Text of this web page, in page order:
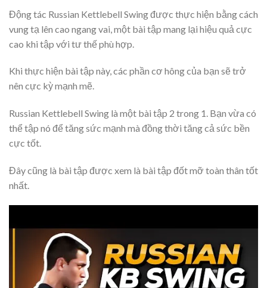
Động tác Russian Kettlebell Swing được thực hiện bằng cách
vung tạ lên cao ngang vai, một bài tập mang lại hiệu quả cực
cao khi tập với tư thế phù hợp.
Khi thực hiện bài tập này, các phần cơ hông của bạn sẽ trở
nên cực kỳ mạnh mẽ.
Russian Kettlebell Swing là một bài tập 2 trong 1. Bạn vừa có
thể tập nó để tăng sức mạnh mà đồng thời tăng cả sức bền
cực tốt.
Đây cũng là bài tập được xem là bài tập đốt mỡ toàn thân tốt
nhất.